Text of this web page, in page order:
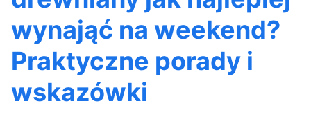
wynająć na weekend?
Praktyczne porady i
wskazówki